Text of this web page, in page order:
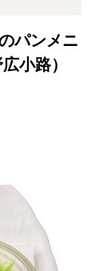
パンメニ
小路）